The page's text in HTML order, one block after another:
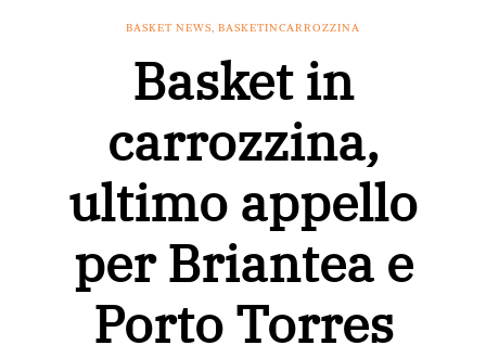
BASKET NEWS, BASKETINCARROZZINA
Basket in
carrozzina,
ultimo appello
per Briantea e
Porto Torres